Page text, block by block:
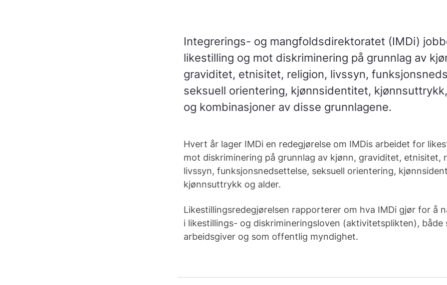
Integrerings- og mangfoldsdirektoratet (IMDi)
likestilling og mot diskriminering på grunnlag av
graviditet, etnisitet, religion, livssyn,
seksuell orientering, kjønnsidentitet,
og kombinasjoner av disse grunnlagene.
Hvert år lager IMDi en redegjørelse om IMDis arbeidet for
mot diskriminering på grunnlag av kjønn, graviditet, etnisitet,
livssyn, funksjonsnedsettelse, seksuell orientering,
kjønnsuttrykk og alder.
Likestillingsredegjørelsen rapporterer om hva IMDi gjør for å
i likestillings- og diskrimineringsloven (aktivitetsplikten), både
arbeidsgiver og som offentlig myndighet.